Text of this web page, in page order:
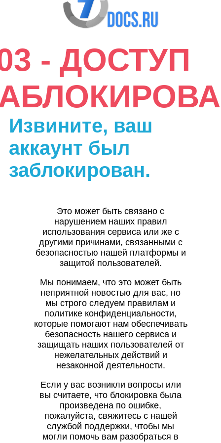
- ДОСТУП
Извините, ваш
аккаунт был
заблокирован.
Это может быть связано с
нарушением наших правил
использования сервиса или же с
другими причинами, связанными с
безопасностью нашей платформы и
защитой пользователей.
Мы понимаем, что это может быть
неприятной новостью для вас, но
мы строго следуем правилам и
политике конфиденциальности,
которые помогают нам обеспечивать
безопасность нашего сервиса и
защищать наших пользователей от
нежелательных действий и
незаконной деятельности.
Если у вас возникли вопросы или
вы считаете, что блокировка была
произведена по ошибке,
пожалуйста, свяжитесь с нашей
службой поддержки, чтобы мы
могли помочь вам разобраться в